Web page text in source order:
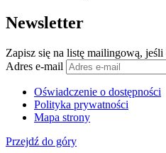
Newsletter
Zapisz się na listę mailingową,
Adres e-mail
Oświadczenie o dostępności
Polityka prywatności
Mapa strony
Przejdź do góry